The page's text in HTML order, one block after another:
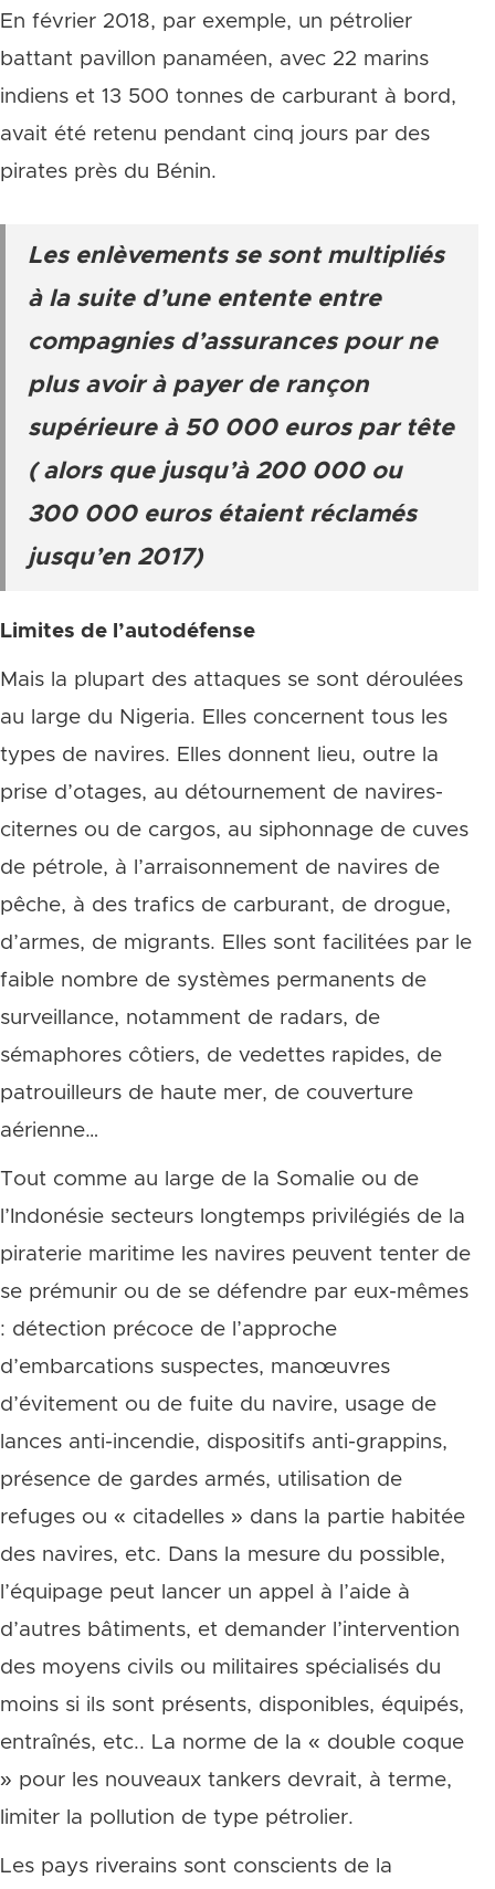
En février 2018, par exemple, un pétrolier
battant pavillon panaméen, avec 22 marins
indiens et 13 500 tonnes de carburant à bord,
avait été retenu pendant cinq jours par des
pirates près du Bénin.
Les enlèvements se sont multipliés
à la suite d’une entente entre
compagnies d’assurances pour ne
plus avoir à payer de rançon
supérieure à 50 000 euros par tête
( alors que jusqu’à 200 000 ou
300 000 euros étaient réclamés
jusqu’en 2017)
Limites de l’autodéfense
Mais la plupart des attaques se sont déroulées
au large du Nigeria. Elles concernent tous les
types de navires. Elles donnent lieu, outre la
prise d’otages, au détournement de navires-
citernes ou de cargos, au siphonnage de cuves
de pétrole, à l’arraisonnement de navires de
pêche, à des trafics de carburant, de drogue,
d’armes, de migrants. Elles sont facilitées par le
faible nombre de systèmes permanents de
surveillance, notamment de radars, de
sémaphores côtiers, de vedettes rapides, de
patrouilleurs de haute mer, de couverture
aérienne…
Tout comme au large de la Somalie ou de
l’Indonésie secteurs longtemps privilégiés de la
piraterie maritime les navires peuvent tenter de
se prémunir ou de se défendre par eux-mêmes
: détection précoce de l’approche
d’embarcations suspectes, manœuvres
d’évitement ou de fuite du navire, usage de
lances anti-incendie, dispositifs anti-grappins,
présence de gardes armés, utilisation de
refuges ou « citadelles » dans la partie habitée
des navires, etc. Dans la mesure du possible,
l’équipage peut lancer un appel à l’aide à
d’autres bâtiments, et demander l’intervention
des moyens civils ou militaires spécialisés du
moins si ils sont présents, disponibles, équipés,
entraînés, etc.. La norme de la « double coque
» pour les nouveaux tankers devrait, à terme,
limiter la pollution de type pétrolier.
Les pays riverains sont conscients de la